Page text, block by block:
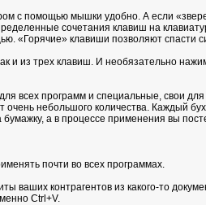
с помощью мышки удобно. А если
сочетания клавиш на
«Горячие» клавиши позволяют спасти
и из трех клавиш. И необязательно
всех программ и специальные, свои
небольшого количества. Каждый
бумажку, а в процессе применения вы
почти во всех программах.
ваших контрагентов из какого-то
Ctrl+V.